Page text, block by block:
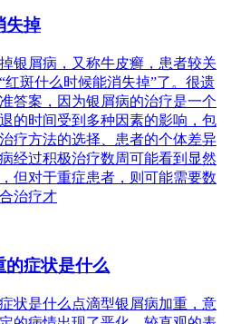
失掉
银屑病，又称牛皮癣，患者较关
红斑什么时候能消失掉”了。很遗
答案，因为银屑病的治疗是一个
的时间受到多种因素的影响，包
疗方法的选择、患者的个体差异
经过积极治疗数周可能看到显然
但对于重症患者，则可能需要数
治疗才
的症状是什么
状是什么点滴型银屑病加重，意